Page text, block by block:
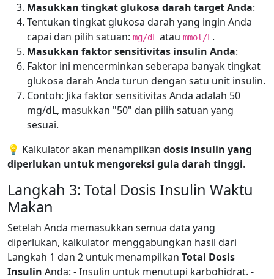
Masukkan tingkat glukosa darah target Anda:
Tentukan tingkat glukosa darah yang ingin Anda
capai dan pilih satuan: mg/dL atau mmol/L .
Masukkan faktor sensitivitas insulin Anda:
Faktor ini mencerminkan seberapa banyak tingkat
glukosa darah Anda turun dengan satu unit insulin.
Contoh: Jika faktor sensitivitas Anda adalah 50
mg/dL, masukkan "50" dan pilih satuan yang
sesuai.
💡 Kalkulator akan menampilkan dosis insulin yang
diperlukan untuk mengoreksi gula darah tinggi.
Langkah 3: Total Dosis Insulin Waktu
Makan
Setelah Anda memasukkan semua data yang
diperlukan, kalkulator menggabungkan hasil dari
Langkah 1 dan 2 untuk menampilkan Total Dosis
Insulin Anda: - Insulin untuk menutupi karbohidrat. -